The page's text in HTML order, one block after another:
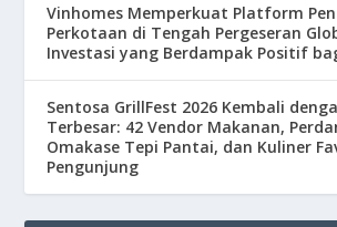
Vinhomes Memperkuat Platform
Perkotaan di Tengah Pergeseran
Investasi yang Berdampak Positif
Sentosa GrillFest 2026 Kembali
Terbesar: 42 Vendor Makanan,
Omakase Tepi Pantai, dan Kuliner
Pengunjung